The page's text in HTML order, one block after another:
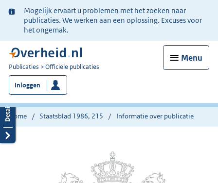
Ter
informatie:
Mogelijk ervaart u problemen met het zoeken naar
publicaties. We werken aan een oplossing. Excuses voor
het ongemak.
Menu
U
bent
nu
hier:
Publicaties Officiële publicaties
Inloggen
Home Staatsblad 1986, 215 Informatie over publicatie